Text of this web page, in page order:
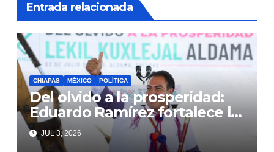
Entrada relacionada
CHIAPAS MÉXICO POLÍTICA
Del olvido a la prosperidad:
Eduardo Ramírez fortalece la
transformación de Aldama
con inversión histórica
JUL 3, 2026